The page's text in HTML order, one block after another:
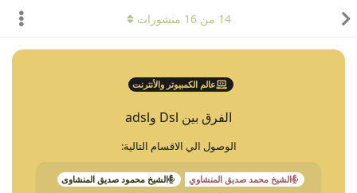
عالم الكمبيوتر والأنترنت
الفرق بين Dsl وadsl
الوصول الي الاقسام التالية:
الشيخ محمد صديق المنشاوي
الشيخ محمود صديق المنشاوى
14 من16 منشورات